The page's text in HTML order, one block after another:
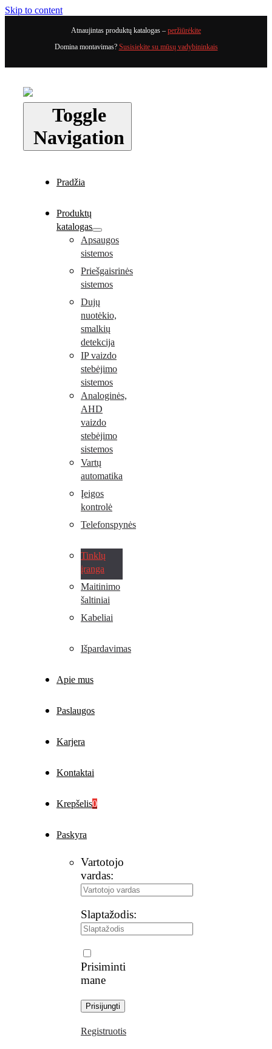
Skip to content
Atnaujintas produktų katalogas – peržiūrėkite
Domina montavimas? Susisiekite su mūsų vadybininkais
Toggle
Navigation
Pradžia
Produktų
katalogas
Apsaugos
sistemos
Priešgaisrinės
sistemos
Dujų
nuotėkio,
smalkių
detekcija
IP vaizdo
stebėjimo
sistemos
Analoginės,
AHD
vaizdo
stebėjimo
sistemos
Vartų
automatika
Įeigos
kontrolė
Telefonspynės
Tinklų
įranga
Maitinimo
šaltiniai
Kabeliai
Išpardavimas
Apie mus
Paslaugos
Karjera
Kontaktai
Krepšelis0
Paskyra
Vartotojo
vardas:
Slaptažodis:
Prisiminti
mane
Registruotis